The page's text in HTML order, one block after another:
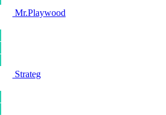
Mr.Playwood
Strateg